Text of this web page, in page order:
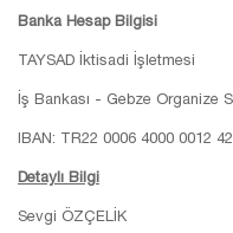
Banka Hesap Bilgisi
TAYSAD İktisadi İşletmesi
İş Bankası - Gebze Organize
IBAN: TR22 0006 4000 0012
Detaylı Bilgi
Sevgi ÖZÇELİK